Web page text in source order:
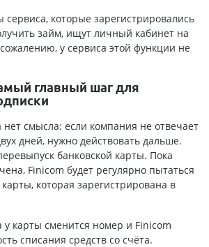
сервиса, которые зарегистрировались
займ, ищут личный кабинет на
у сервиса этой функции не
главный шаг для
нет смысла: если компания не отвечает
дней, нужно действовать дальше.
банковской карты. Пока
Finicom будет регулярно пытаться
которая зарегистрирована в
у карты сменится номер и Finicom
списания средств со счёта.